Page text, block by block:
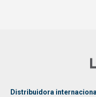
Distribuidora